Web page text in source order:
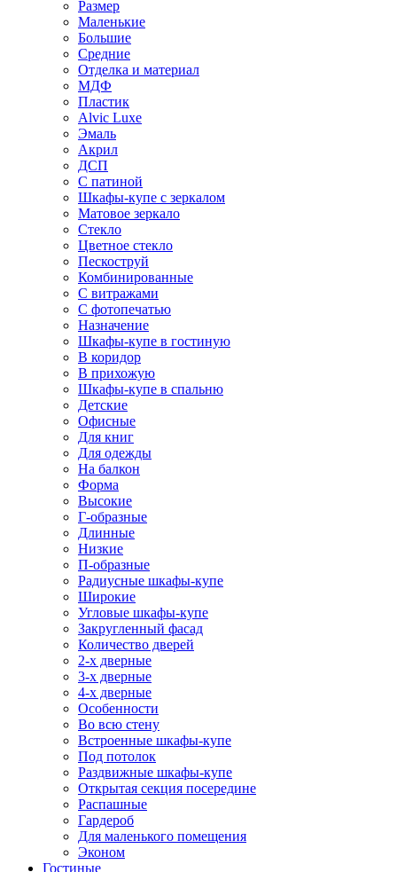
Размер
Маленькие
Большие
Средние
Отделка и материал
МДФ
Пластик
Alvic Luxe
Эмаль
Акрил
ДСП
С патиной
Шкафы-купе с зеркалом
Матовое зеркало
Стекло
Цветное стекло
Пескоструй
Комбинированные
С витражами
С фотопечатью
Назначение
Шкафы-купе в гостиную
В коридор
В прихожую
Шкафы-купе в спальню
Детские
Офисные
Для книг
Для одежды
На балкон
Форма
Высокие
Г-образные
Длинные
Низкие
П-образные
Радиусные шкафы-купе
Широкие
Угловые шкафы-купе
Закругленный фасад
Количество дверей
2-х дверные
3-х дверные
4-х дверные
Особенности
Во всю стену
Встроенные шкафы-купе
Под потолок
Раздвижные шкафы-купе
Открытая секция посередине
Распашные
Гардероб
Для маленького помещения
Эконом
Гостиные